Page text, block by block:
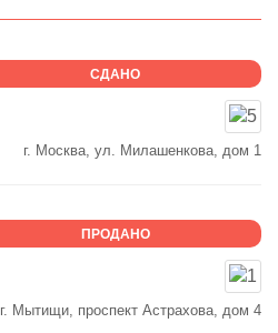
СДАНО
г. Москва, ул. Милашенкова, дом 1
ПРОДАНО
г. Мытищи, проспект Астрахова, дом 4